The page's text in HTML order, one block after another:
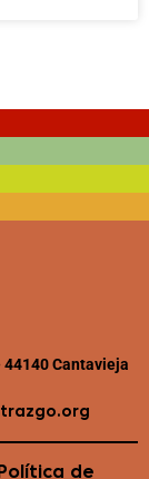
44140 Cantavieja
Política de